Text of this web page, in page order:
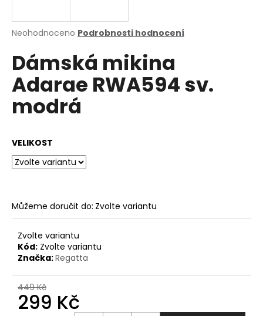
Průměrné
produktu
je
0,0
z
5
hvězdiček.
Neohodnoceno Podrobnosti hodnocení
Dámská mikina
Adarae RWA594 sv.
modrá
VELIKOST
Můžeme doručit do: Zvolte variantu
Zvolte variantu
Kód: Zvolte variantu
Značka:Regatta
449 Kč
299 Kč
j
t
?
o
p
u
č
u